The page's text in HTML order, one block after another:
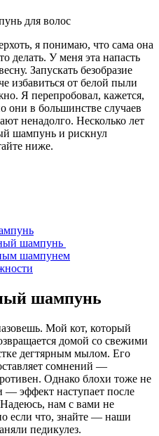
я понимаю, что сама она
делать. У меня эта напасть
Запускать безобразие
избавиться от белой пыли
Я перепробовал, кажется,
они в большинстве случаев
ненадолго. Несколько лет
шампунь и рискнул
ниже.
шампунь
шампунем
шампунь
Мой кот, который
домой со свежими
дегтярным мылом. Его
сомнений —
Однако блохи тоже не
— эффект наступает после
нам с вами не
если что, знайте — наши
педикулез.